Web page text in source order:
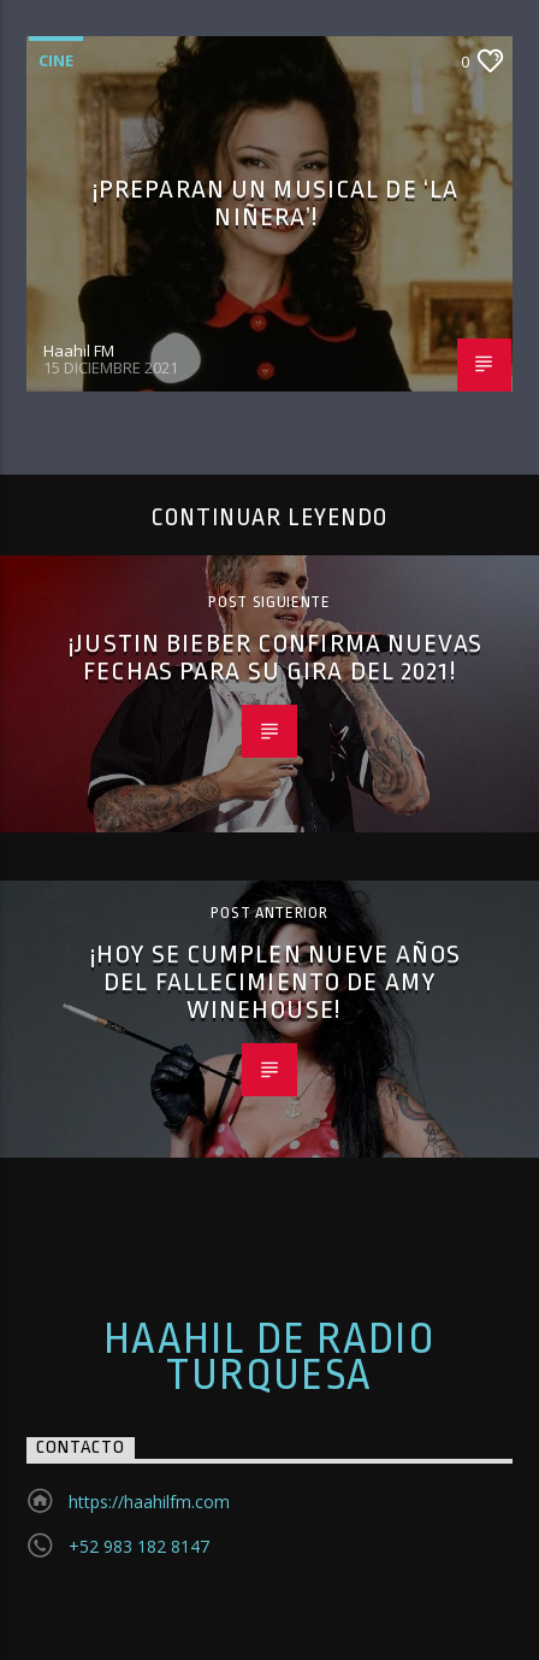
CINE 0
¡PREPARAN UN MUSICAL DE ‘LA
NIÑERA’!
Haahil FM
15 DICIEMBRE 2021
CONTINUAR LEYENDO
POST SIGUIENTE
¡JUSTIN BIEBER CONFIRMA NUEVAS
FECHAS PARA SU GIRA DEL 2021!
POST ANTERIOR
¡HOY SE CUMPLEN NUEVE AÑOS
DEL FALLECIMIENTO DE AMY
WINEHOUSE!
HAAHIL DE RADIO
TURQUESA
CONTACTO
https://haahilfm.com
+52 983 182 8147